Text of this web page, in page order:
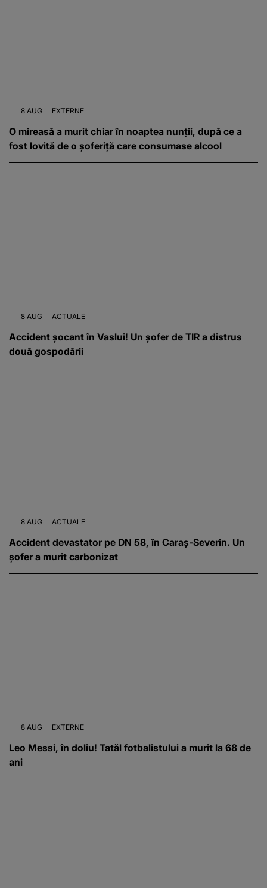
8 AUG EXTERNE
O mireasă a murit chiar în noaptea nunții, după ce a
fost lovită de o șoferiță care consumase alcool
8 AUG ACTUALE
Accident șocant în Vaslui! Un șofer de TIR a distrus
două gospodării
8 AUG ACTUALE
Accident devastator pe DN 58, în Caraș-Severin. Un
șofer a murit carbonizat
8 AUG EXTERNE
Leo Messi, în doliu! Tatăl fotbalistului a murit la 68 de
ani